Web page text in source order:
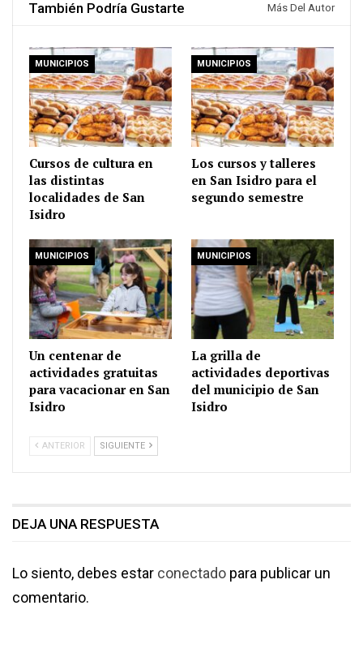
También Podría Gustarte Más Del Autor
MUNICIPIOS
Cursos de cultura en
las distintas
localidades de San
Isidro
MUNICIPIOS
Los cursos y talleres
en San Isidro para el
segundo semestre
MUNICIPIOS
Un centenar de
actividades gratuitas
para vacacionar en San
Isidro
MUNICIPIOS
La grilla de
actividades deportivas
del municipio de San
Isidro
ANTERIOR SIGUIENTE
DEJA UNA RESPUESTA
Lo siento, debes estar conectado para publicar un
comentario.